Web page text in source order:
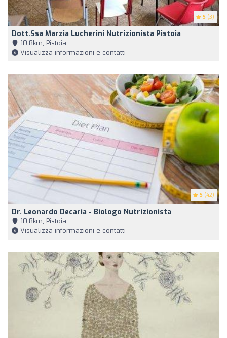
5 (3)
Dott.ssa Marzia Lucherini Nutrizionista Pistoia
10,8km, Pistoia
Visualizza informazioni e contatti
5 (42)
Dr. Leonardo Decaria - Biologo Nutrizionista
10,8km, Pistoia
Visualizza informazioni e contatti